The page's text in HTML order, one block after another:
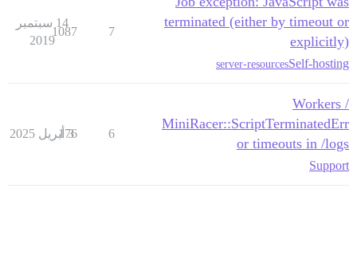
terminated (either by timeout or
explicitly)
Self-hosting
server-resources
7
1087
14 سبتمبر
2019
Workers /
MiniRacer::ScriptTerminatedErr
or timeouts in /logs
Support
6
176
3 أبريل 2025